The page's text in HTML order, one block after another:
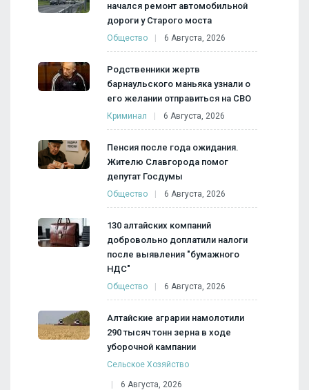
начался ремонт автомобильной
дороги у Старого моста
Общество 6 Августа, 2026
Родственники жертв
барнаульского маньяка узнали о
его желании отправиться на СВО
Криминал 6 Августа, 2026
Пенсия после года ожидания.
Жителю Славгорода помог
депутат Госдумы
Общество 6 Августа, 2026
130 алтайских компаний
добровольно доплатили налоги
после выявления "бумажного
НДС"
Общество 6 Августа, 2026
Алтайские аграрии намолотили
290 тысяч тонн зерна в ходе
уборочной кампании
Сельское Хозяйство
6 Августа, 2026